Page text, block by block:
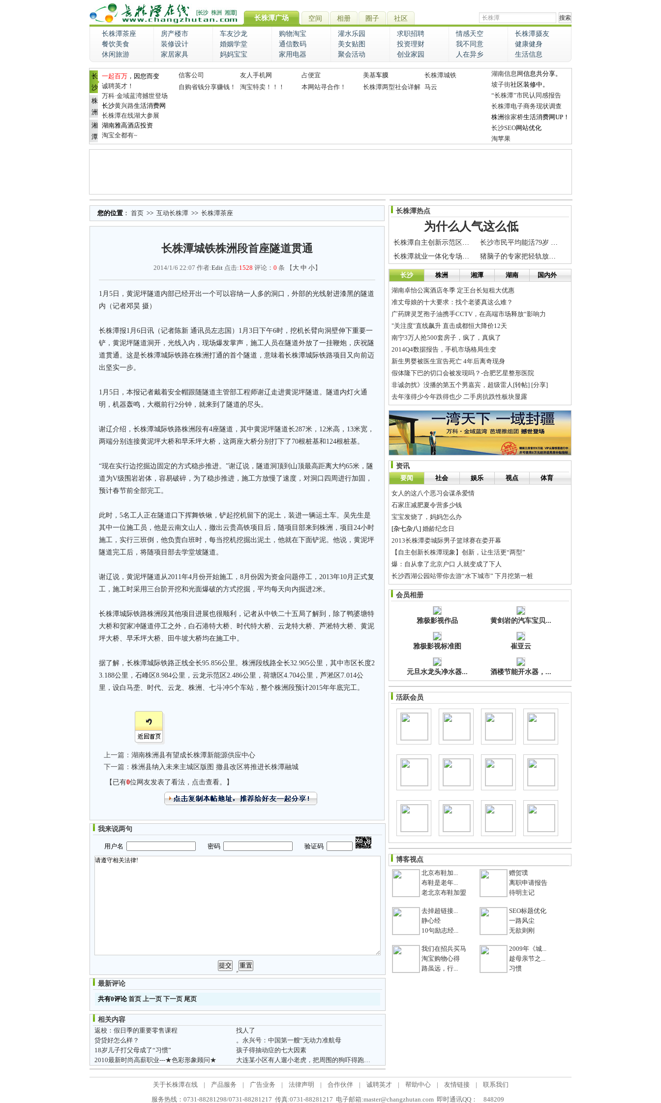
长株潭广场 空间 相册 圈子 社区
长株潭茶座 房产楼市 车友沙龙 购物淘宝 灌水乐园 求职招聘 情感天空
长株潭摄友
餐饮美食
装修设计 婚姻学堂 通信数码 美女贴图 投资理财 我不同意
健康健身
休闲旅游
家居家具 妈妈宝宝 家用电器 聚会活动 创业家园 人在异乡 生活信息
长
沙
株
洲
湘
潭
一起百万 ，因您而变
诚聘英才！
万科·金域蓝湾撼世登场
长沙黄兴路生活消费网
长株潭在线湖大参展
湖南雅高酒店投资
淘宝全都有~
信客公司 友人手机网 占便宜 美基车膜
长株潭城铁
自购省钱分享赚钱！
淘宝特卖！！！ 本网站寻合作！ 长株潭两型社会详解 马云
湖南信息网信息共分享。
坡子街社区装修中。
“长株潭”市民认同感报告
长株潭电子商务现状调查
株洲徐家桥生活消费网UP！
长沙SEO网站优化
淘苹果
您的位置 ： 首页 >> 互动长株潭 >> 长株潭茶座
长株潭城铁株洲段首座隧道贯通
2014/1/6 22:07 作者:Edit点击:1528 评论： 0 条 【 大 中 小】
1月5日，黄泥坪隧道内部已经开出一个可以容纳一人多的洞口，外部的光线射进漆黑的隧道
内（记者邓昊 摄）
长株潭报1月6日讯（记者陈新 通讯员左志国）1月3日下午6时，挖机长臂向洞壁伸下重要一
铲，黄泥坪隧道洞开，光线入内，现场爆发掌声，施工人员在隧道外放了一挂鞭炮，庆祝隧
道贯通。这是长株潭城际铁路在株洲打通的首个隧道，意味着长株潭城际铁路项目又向前迈
出坚实一步。
1月5日，本报记者戴着安全帽跟随隧道主管部工程师谢辽走进黄泥坪隧道。隧道内灯火通
明，机器轰鸣，大概前行2分钟，就来到了隧道的尽头。
谢辽介绍，长株潭城际铁路株洲段有4座隧道，其中黄泥坪隧道长287米，12米高，13米宽，
两端分别连接黄泥坪大桥和早禾坪大桥，这两座大桥分别打下了70根桩基和124根桩基。
“现在实行边挖掘边固定的方式稳步推进。”谢辽说，隧道洞顶到山顶最高距离大约65米，隧
道为V级围岩岩体，容易破碎，为了稳步推进，施工方放慢了速度，对洞口四周进行加固，
预计春节前全部完工。
此时，5名工人正在隧道口下挥舞铁锹，铲起挖机留下的泥土，装进一辆运土车。吴先生是
其中一位施工员，他是云南文山人，撤出云贵高铁项目后，随项目部来到株洲，项目24小时
施工，实行三班倒，他负责白班时，每当挖机挖掘出泥土，他就在下面铲泥。他说，黄泥坪
隧道完工后，将随项目部去学堂坡隧道。
谢辽说，黄泥坪隧道从2011年4月份开始施工，8月份因为资金问题停工，2013年10月正式复
工，施工时采用三台阶开挖和光面爆破的方式挖掘，平均每天向内掘进2米。
长株潭城际铁路株洲段其他项目进展也很顺利，记者从中铁二十五局了解到，除了鸭婆塘特
大桥和贺家冲隧道停工之外，白石港特大桥、时代特大桥、云龙特大桥、芦淞特大桥、黄泥
坪大桥、早禾坪大桥、田牛坡大桥均在施工中。
据了解，长株潭城际铁路正线全长95.856公里。株洲段线路全长32.905公里，其中市区长度2
3.188公里，石峰区8.984公里，云龙示范区2.486公里，荷塘区4.704公里，芦淞区7.014公
里，设白马垄、时代、云龙、株洲、七斗冲5个车站，整个株洲段预计2015年年底完工。
上一篇： 湖南株洲县有望成长株潭新能源供应中心
下一篇： 株洲县纳入未来主城区版图 撤县改区将推进长株潭融城
【已有0位网友发表了看法，点击查看。】
我来说两句
用户名 密码 验证码
最新评论
共有0评论首页 上一页 下一页 尾页
相关内容
返校：假日季的重要零售课程
找人了
贷贷好怎么样？
。永兴号：中国第一艘“无动力准航母
18岁儿子打父母成了“习惯”
孩子得抽动症的七大因素
2010最新时尚高薪职业---★色彩形象顾问★
大连某小区有人遛小老虎，把周围的狗吓得跑得老远
长株潭热点
为什么人气这么低
长株潭自主创新示范区建设环境下湘潭发展路径选择
长沙市民平均能活79岁 接近北京等经济发达地区
长株潭就业一体化专场招聘会举行 岳塘2000多岗位赴会
猪脑子的专家把轻轨放弃了，可惜
长沙 株洲 湘潭 湖南 国内外
湖南卓怡公寓酒店冬季 定王台长短租大优惠
准丈母娘的十大要求：找个老婆真这么难？
广药牌灵芝孢子油携手CCTV，在高端市场释放“影响力
"关注度"直线飙升 直击成都恒大降价12天
南宁3万人抢500套房子，疯了，真疯了
2014Q4数据报告，手机市场格局生变
新生男婴被医生宣告死亡 4年后离奇现身
假体隆下巴的切口会被发现吗？-合肥艺星整形医院
非诚勿扰》没播的第五个男嘉宾，超级雷人[转帖] [分享]
去年涨得少今年跌得也少 二手房抗跌性板块显露
资讯
要闻
社会 娱乐 视点 体育
女人的这八个恶习会谋杀爱情
石家庄减肥夏令营多少钱
宝宝发烧了，妈妈怎么办
[杂七杂八] 婚龄纪念日
2013长株潭娄城际男子篮球赛在娄开幕
【自主创新长株潭现象】创新，让生活更“两型”
爆：自从拿了北京户口 人就变成了下人
长沙西湖公园站带你去游“水下城市” 下月挖第一桩
如果嫦娥在月亮上怀孕了，会是谁干的？
一个母亲一生撒的8个谎言~~~~~~~~~~~~~~~~~~~~~~~~~~~~~~~~~
会员相册
雅极影视作品 黄剑岩的汽车宝贝...
雅极影视标准图 崔亚云
元旦水龙头净水器... 酒楼节能开水器，...
活跃会员
博客视点
北京布鞋加...
布鞋是老年...
老北京布鞋加盟
赠贺璞
离职申请报告
待明主记
去掉超链接...
静心经
10句励志经...
SEO标题优化
一路风尘
无欲则刚
我们在招兵买马
淘宝购物心得
路虽远，行...
2009年《城...
趁母亲节之...
习惯
关于长株潭在线 | 产品服务 | 广告业务 | 法律声明 | 合作伙伴 | 诚聘英才 | 帮助中心 | 友情链接 |
联系我们
服务热线：0731-88281298/0731-88281217 传真:0731-88281217 电子邮箱:master@changzhutan.com 即时通讯QQ：
848209